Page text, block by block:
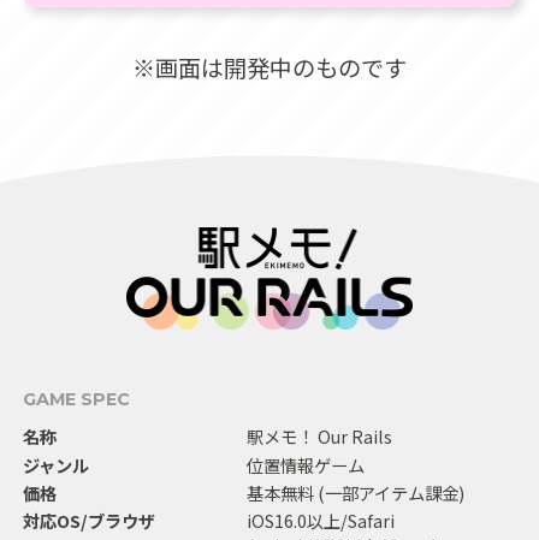
※画面は開発中のものです
GAME SPEC
名称
駅メモ！ Our Rails
ジャンル
位置情報ゲーム
価格
基本無料 (一部アイテム課金)
対応OS/ブラウザ
iOS16.0以上/Safari